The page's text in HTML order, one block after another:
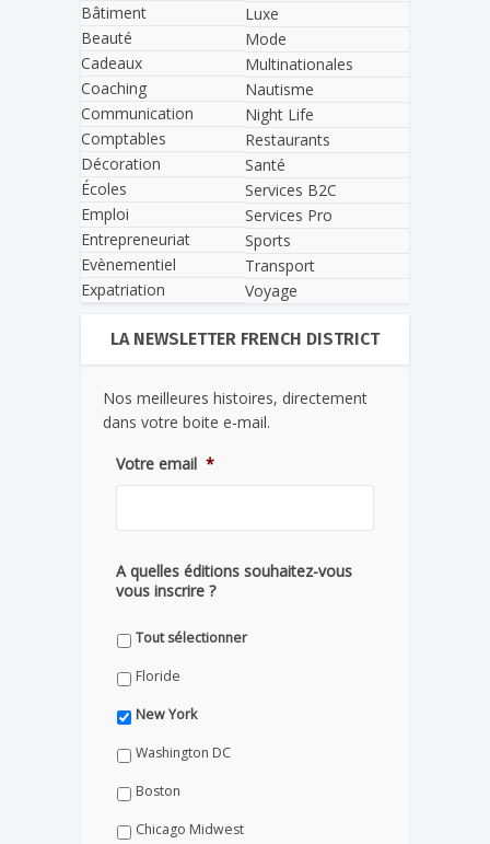
Bâtiment
Beauté
Cadeaux
Coaching
Communication
Comptables
Décoration
Écoles
Emploi
Entrepreneuriat
Evènementiel
Expatriation
Luxe
Mode
Multinationales
Nautisme
Night Life
Restaurants
Santé
Services B2C
Services Pro
Sports
Transport
Voyage
LA NEWSLETTER FRENCH DISTRICT
Nos meilleures histoires, directement
dans votre boite e-mail.
Votre email *
A quelles éditions souhaitez-vous
vous inscrire ?
Tout sélectionner
Floride
New York
Washington DC
Boston
Chicago Midwest